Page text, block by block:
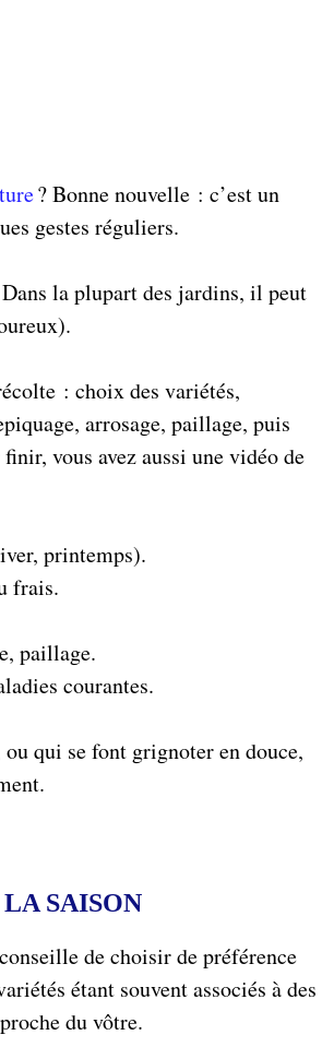
? Bonne nouvelle : c’est un
gestes réguliers.
la plupart des jardins, il peut
: choix des variétés,
arrosage, paillage, puis
vous avez aussi une vidéo de
printemps).
frais.
paillage.
courantes.
qui se font grignoter en douce,
SAISON
de choisir de préférence
étant souvent associés à des
du vôtre.